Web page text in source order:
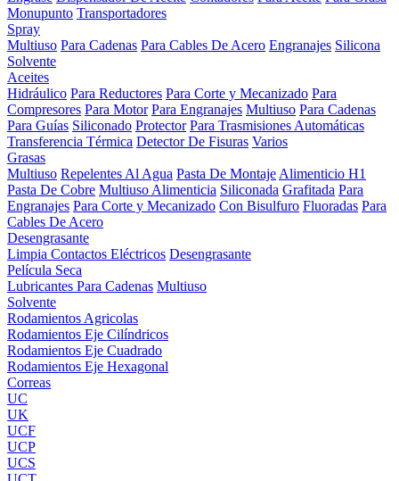
Monupunto Transportadores
Spray
Multiuso Para Cadenas Para Cables De Acero Engranajes Silicona
Solvente
Aceites
Hidráulico Para Reductores Para Corte y Mecanizado Para
Compresores Para Motor Para Engranajes Multiuso Para Cadenas
Para Guías Siliconado Protector Para Trasmisiones Automáticas
Transferencia Térmica Detector De Fisuras Varios
Grasas
Multiuso Repelentes Al Agua Pasta De Montaje Alimenticio H1
Pasta De Cobre Multiuso Alimenticia Siliconada Grafitada Para
Engranajes Para Corte y Mecanizado Con Bisulfuro Fluoradas Para
Cables De Acero
Desengrasante
Limpia Contactos Eléctricos Desengrasante
Película Seca
Lubricantes Para Cadenas Multiuso
Solvente
Rodamientos Agricolas
Rodamientos Eje Cilíndricos
Rodamientos Eje Cuadrado
Rodamientos Eje Hexagonal
Correas
UC
UK
UCF
UCP
UCS